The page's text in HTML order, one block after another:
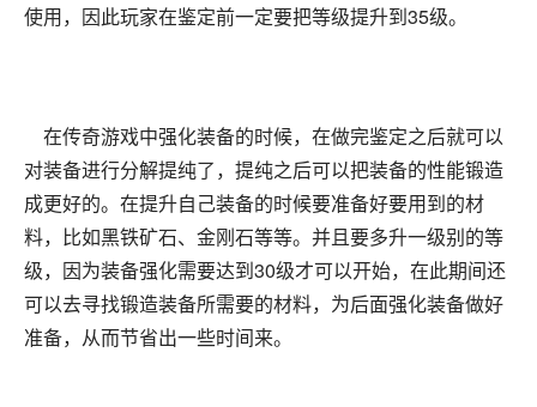
使用，因此玩家在鉴定前一定要把等级提升到35级。
在传奇游戏中强化装备的时候，在做完鉴定之后就可以
对装备进行分解提纯了，提纯之后可以把装备的性能锻造
成更好的。在提升自己装备的时候要准备好要用到的材
料，比如黑铁矿石、金刚石等等。并且要多升一级别的等
级，因为装备强化需要达到30级才可以开始，在此期间还
可以去寻找锻造装备所需要的材料，为后面强化装备做好
准备，从而节省出一些时间来。